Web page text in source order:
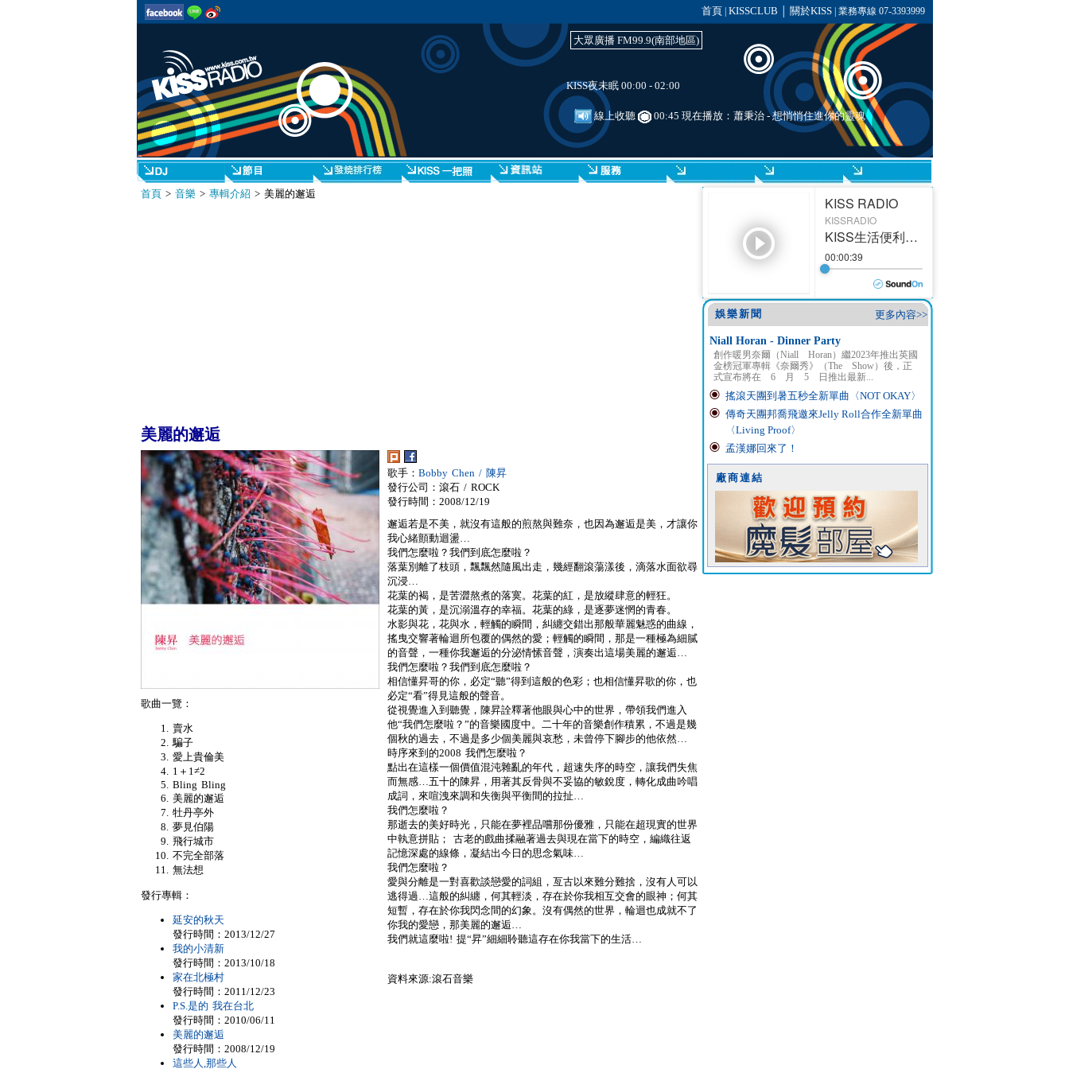
首頁 KISSCLUB 關於KISS| 業務專線 07-3393999
大眾廣播 FM99.9(南部地區)
KISS夜未眠 00:00 - 02:00
線上收聽 00:45 現在播放：蕭秉治 - 想悄悄住進你的靈魂
首頁> 音樂> 專輯介紹 > 美麗的邂逅
美麗的邂逅
歌手： Bobby Chen / 陳昇
發行公司：滾石 / ROCK
發行時間：2008/12/19
邂逅若是不美，就沒有這般的煎熬與難奈，也因為邂逅是美，才讓你
我心緒顫動迴盪…
我們怎麼啦？我們到底怎麼啦？
落葉別離了枝頭，飄飄然隨風出走，幾經翻滾蕩漾後，滴落水面欲尋
沉浸…
花葉的褐，是苦澀熬煮的落寞。花葉的紅，是放縱肆意的輕狂。
花葉的黃，是沉溺溫存的幸福。花葉的綠，是逐夢迷惘的青春。
水影與花，花與水，輕觸的瞬間，糾纏交錯出那般華麗魅惑的曲線，
搖曳交響著輪迴所包覆的偶然的愛；輕觸的瞬間，那是一種極為細膩
的音聲，一種你我邂逅的分泌情愫音聲，演奏出這場美麗的邂逅…
我們怎麼啦？我們到底怎麼啦？
相信懂昇哥的你，必定“聽”得到這般的色彩；也相信懂昇歌的你，也
必定“看”得見這般的聲音。
從視覺進入到聽覺，陳昇詮釋著他眼與心中的世界，帶領我們進入
他“我們怎麼啦？”的音樂國度中。二十年的音樂創作積累，不過是幾
個秋的過去，不過是多少個美麗與哀愁，未曾停下腳步的他依然…
時序來到的2008 我們怎麼啦？
點出在這樣一個價值混沌雜亂的年代，超速失序的時空，讓我們失焦
而無感…五十的陳昇，用著其反骨與不妥協的敏銳度，轉化成曲吟唱
成詞，來喧洩來調和失衡與平衡間的拉扯…
我們怎麼啦？
那逝去的美好時光，只能在夢裡品嚐那份優雅，只能在超現實的世界
中執意拼貼； 古老的戲曲揉融著過去與現在當下的時空，編織往返
記憶深處的線條，凝結出今日的思念氣味…
我們怎麼啦？
愛與分離是一對喜歡談戀愛的詞組，亙古以來難分難捨，沒有人可以
逃得過…這般的糾纏，何其輕淡，存在於你我相互交會的眼神；何其
短暫，存在於你我閃念間的幻象。沒有偶然的世界，輪迴也成就不了
你我的愛戀，那美麗的邂逅…
我們就這麼啦! 提“昇”細細聆聽這存在你我當下的生活…
資料來源:滾石音樂
歌曲一覽：
賣水
騙子
愛上貴倫美
1＋1≠2
Bling Bling
美麗的邂逅
牡丹亭外
夢見伯陽
飛行城市
不完全部落
無法想
發行專輯：
延安的秋天
發行時間：2013/12/27
我的小清新
發行時間：2013/10/18
家在北極村
發行時間：2011/12/23
P.S.是的 我在台北
發行時間：2010/06/11
美麗的邂逅
發行時間：2008/12/19
這些人,那些人
更多內容>>
娛樂新聞
Niall Horan - Dinner Party
創作暖男奈爾（Niall Horan）繼2023年推出英國
金榜冠軍專輯《奈爾秀》（The Show）後，正
式宣布將在 6 月 5 日推出最新...
搖滾天團到暑五秒全新單曲〈NOT OKAY〉
傳奇天團邦喬飛邀來Jelly Roll合作全新單曲
〈Living Proof〉
孟漢娜回來了！
廠商連結